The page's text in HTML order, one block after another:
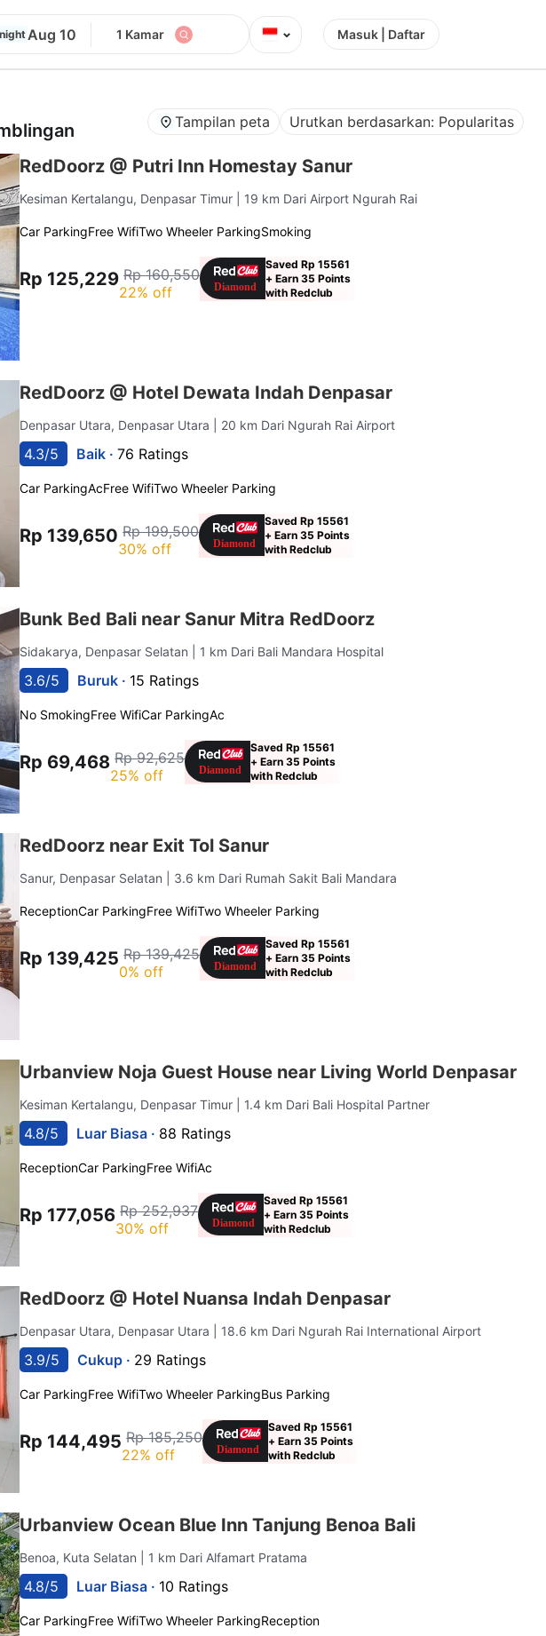
Aug 10 1 Kamar ⌄ Masuk | Daftar
Tampilan peta Urutkan berdasarkan: Popularitas
RedDoorz @ Putri Inn Homestay Sanur
Kesiman Kertalangu, Denpasar Timur | 19 km Dari Airport Ngurah Rai
Car ParkingFree WifiTwo Wheeler ParkingSmoking
Rp 125,229 Rp 160,550
22% off
Saved Rp 15561
+ Earn 35 Points
with Redclub
RedDoorz @ Hotel Dewata Indah Denpasar
Denpasar Utara, Denpasar Utara | 20 km Dari Ngurah Rai Airport
4.3/5 Baik ·76 Ratings
Car ParkingAcFree WifiTwo Wheeler Parking
Rp 139,650 Rp 199,500
30% off
Saved Rp 15561
+ Earn 35 Points
with Redclub
Bunk Bed Bali near Sanur Mitra RedDoorz
Sidakarya, Denpasar Selatan | 1 km Dari Bali Mandara Hospital
3.6/5 Buruk · 15 Ratings
No SmokingFree WifiCar ParkingAc
Rp 69,468 Rp 92,625
25% off
Saved Rp 15561
+ Earn 35 Points
with Redclub
RedDoorz near Exit Tol Sanur
Sanur, Denpasar Selatan | 3.6 km Dari Rumah Sakit Bali Mandara
ReceptionCar ParkingFree WifiTwo Wheeler Parking
Rp 139,425 Rp 139,425
0% off
Saved Rp 15561
+ Earn 35 Points
with Redclub
Urbanview Noja Guest House near Living World Denpasar
Kesiman Kertalangu, Denpasar Timur | 1.4 km Dari Bali Hospital Partner
4.8/5 Luar Biasa · 88 Ratings
ReceptionCar ParkingFree WifiAc
Rp 177,056 Rp 252,937
30% off
Saved Rp 15561
+ Earn 35 Points
with Redclub
RedDoorz @ Hotel Nuansa Indah Denpasar
Denpasar Utara, Denpasar Utara | 18.6 km Dari Ngurah Rai International Airport
3.9/5 Cukup · 29 Ratings
Car ParkingFree WifiTwo Wheeler ParkingBus Parking
Rp 144,495 Rp 185,250
22% off
Saved Rp 15561
+ Earn 35 Points
with Redclub
Urbanview Ocean Blue Inn Tanjung Benoa Bali
Benoa, Kuta Selatan | 1 km Dari Alfamart Pratama
4.8/5 Luar Biasa · 10 Ratings
Car ParkingFree WifiTwo Wheeler ParkingReception